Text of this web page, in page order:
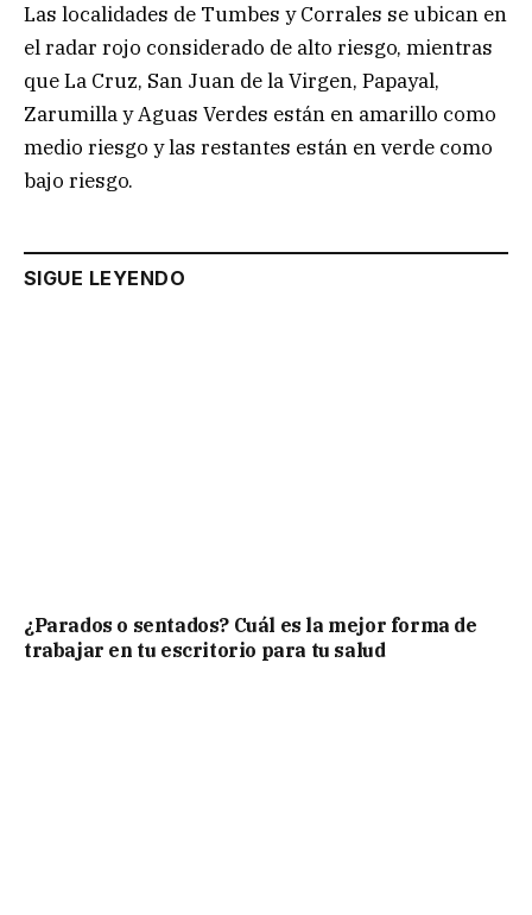
Las localidades de Tumbes y Corrales se ubican en
el radar rojo considerado de alto riesgo, mientras
que La Cruz, San Juan de la Virgen, Papayal,
Zarumilla y Aguas Verdes están en amarillo como
medio riesgo y las restantes están en verde como
bajo riesgo.
SIGUE LEYENDO
¿Parados o sentados? Cuál es la mejor forma de
trabajar en tu escritorio para tu salud